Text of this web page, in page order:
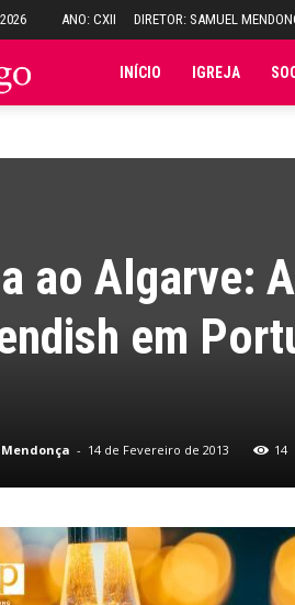
ANO: CXII DIRETOR: SAMUEL
Folha INÍCIO IGREJA
ao Algarve:
em
- 14 de Fevereiro de 2013 14